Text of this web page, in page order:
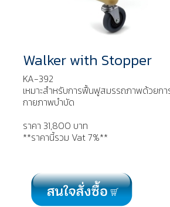
Walker with Stopper
KA-392
เหมาะสำหรับการฟื้นฟูสมรรถภาพด้วยก
กายภาพบำบัด
ราคา 31,800 บาท
**ราคานี้รวม Vat 7%**